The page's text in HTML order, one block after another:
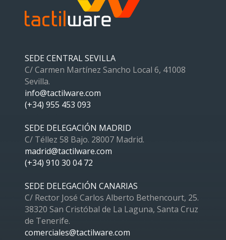
SEDE CENTRAL SEVILLA
C/ Carmen Martínez Sancho Local 6, 41008
Sevilla.
info@tactilware.com
(+34) 955 453 093
SEDE DELEGACIÓN MADRID
C/ Téllez 58 Bajo. 28007 Madrid.
madrid@tactilware.com
(+34) 910 30 04 72
SEDE DELEGACIÓN CANARIAS
C/ Rector José Carlos Alberto Bethencourt, 25.
38320 San Cristóbal de La Laguna, Santa Cruz
de Tenerife.
comerciales@tactilware.com